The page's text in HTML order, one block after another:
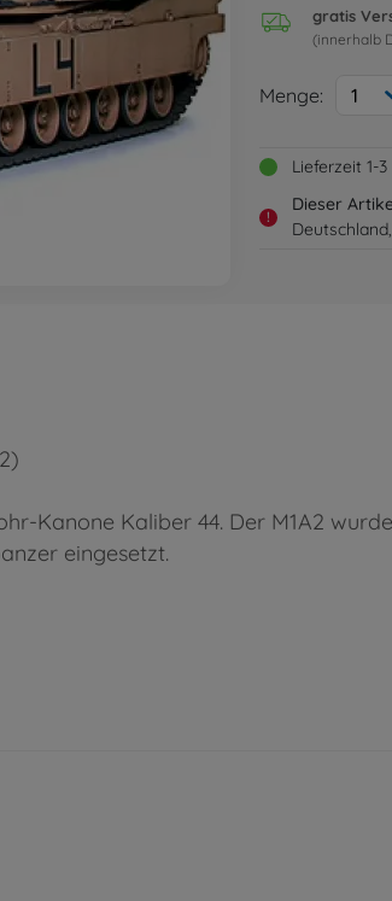
gratis
(innerhalb
Menge: 1
Lieferzeit 1-
!
Dieser
Kanone Kaliber 44. Der M1A2
eingesetzt.